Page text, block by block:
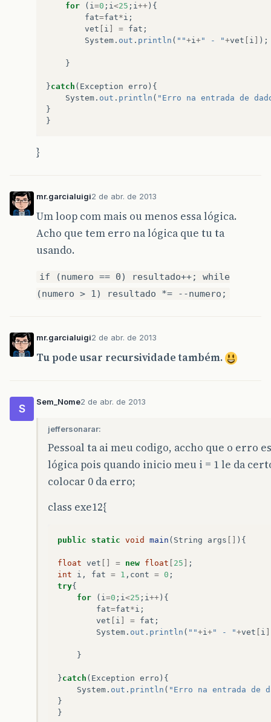
for
( i=0 ; i<25 ; i++ ){
fat=fat*i ;
vet
i = fat ;
System . out . println ( ""+i+" - "+vet i );
}
}catch ( Exception erro ){
System . out . println ( "Erro na entrada de
}
}
}
mr.garcialuigi2 de abr. de 2013
Um loop com mais ou menos essa lógica.
Acho que tem erro na lógica que tu ta
usando.
if (numero == 0) resultado++; while
(numero > 1) resultado *= --numero;
mr.garcialuigi2 de abr. de 2013
Tu pode usar recursividade também.
S
Sem_Nome2 de abr. de 2013
jeffersonarar:
Pessoal ta ai meu codigo, accho que o erro
lógica pois quando inicio meu i = 1 le da
colocar 0 da erro;
class exe12{
public static void main ( String args [] ){
float vet [] = new float [ 25 ] ;
int
i , fat = 1 , cont = 0 ;
try{
for
( i =0 ; i <25 ; i ++){
fat=fat*i ;
vet [ i ] = fat ;
System . out . println ( ""+i +" - "+vet [ i ]
}
}catch ( Exception erro ){
System . out . println ( "Erro na entrada de
}
}